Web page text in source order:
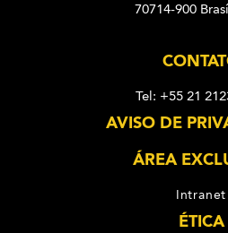
70714-900
Tel: +55 21
AVISO DE
ÁREA
Intranet
ÉTICA